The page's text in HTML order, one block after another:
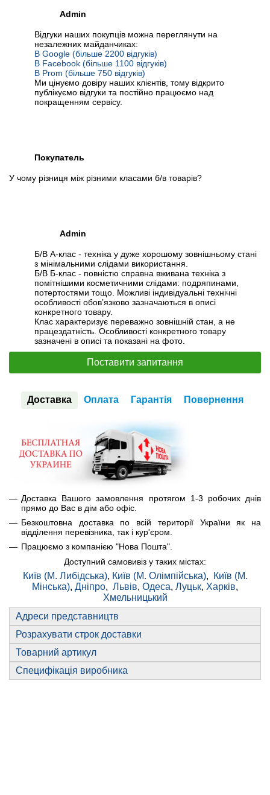
Admin
Відгуки наших покупців можна переглянути на
незалежних майданчиках:
В Google (більше 2200 відгуків)
В Facebook (більше 1100 відгуків)
В Prom (більше 750 відгуків)
Ми цінуємо довіру наших клієнтів, тому відкрито
публікуємо відгуки та постійно працюємо над
покращенням сервісу.
Покупатель
У чому різниця між різними класами б/в товарів?
Admin
Б/В А-клас - техніка у дуже хорошому зовнішньому стані
з мінімальними слідами використання.
Б/В Б-клас - повністю справна вживана техніка з
помітнішими косметичними слідами: подряпинами,
потертостями тощо. Можливі індивідуальні технічні
особливості обов’язково зазначаються в описі
конкретного товару.
Клас характеризує переважно зовнішній стан, а не
працездатність. Особливості конкретного товару
зазначені в описі та показані на фото.
Поставити запитання
Доставка Оплата Гарантія Повернення
Доставка Вашого замовлення протягом 1-3 робочих днів
прямо до Вас в дім або офіс.
Безкоштовна доставка по всій території України як на
відділення перевізника, так і кур'єром.
Працюємо з компанією "Нова Пошта".
Доступний самовивіз у таких містах:
Київ (М. Либідська), Київ (М. Олімпійська),
Київ (М.
Мінська), Дніпро, Львів, Одеса, Луцьк, Харків,
Хмельницький
Адреси представництв
Розрахувати строк доставки
Товарний артикул
Специфікація виробника